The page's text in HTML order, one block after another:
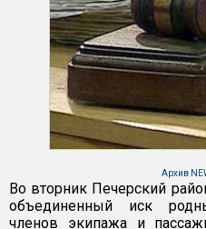
Архив
Во вторник Печерский
объединенный иск
членов экипажа и